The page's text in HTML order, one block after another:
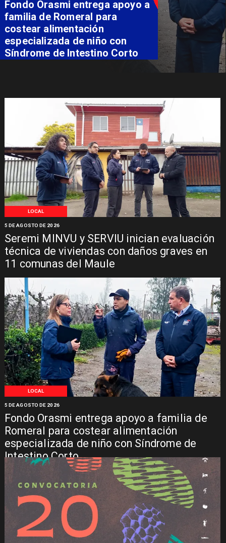
LOCAL
Seremi MINVU y SERVIU inician evaluación
técnica de viviendas con daños graves en
11 comunas del Maule
5 DE AGOSTO DE 2026
LOCAL
Fondo Orasmi entrega apoyo a familia de
Romeral para costear alimentación
especializada de niño con Síndrome de
Intestino Corto
5 DE AGOSTO DE 2026
Fondo Orasmi entrega apoyo a
familia de Romeral para
costear alimentación
especializada de niño con
Síndrome de Intestino Corto